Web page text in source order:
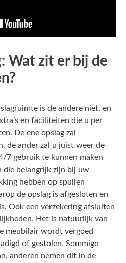
Wat zit er bij de
is de andere niet, en
en faciliteiten die u per
De ene opslag zal
de ander zal u juist weer de
7 gebruik te kunnen maken
die belangrijk zijn bij uw
hebben op spullen
de opslag is afgesloten en
Ook een verzekering afsluiten
Het is natuurlijk van
meubilair wordt vergoed
of gestolen. Sommige
anderen nemen dit in de